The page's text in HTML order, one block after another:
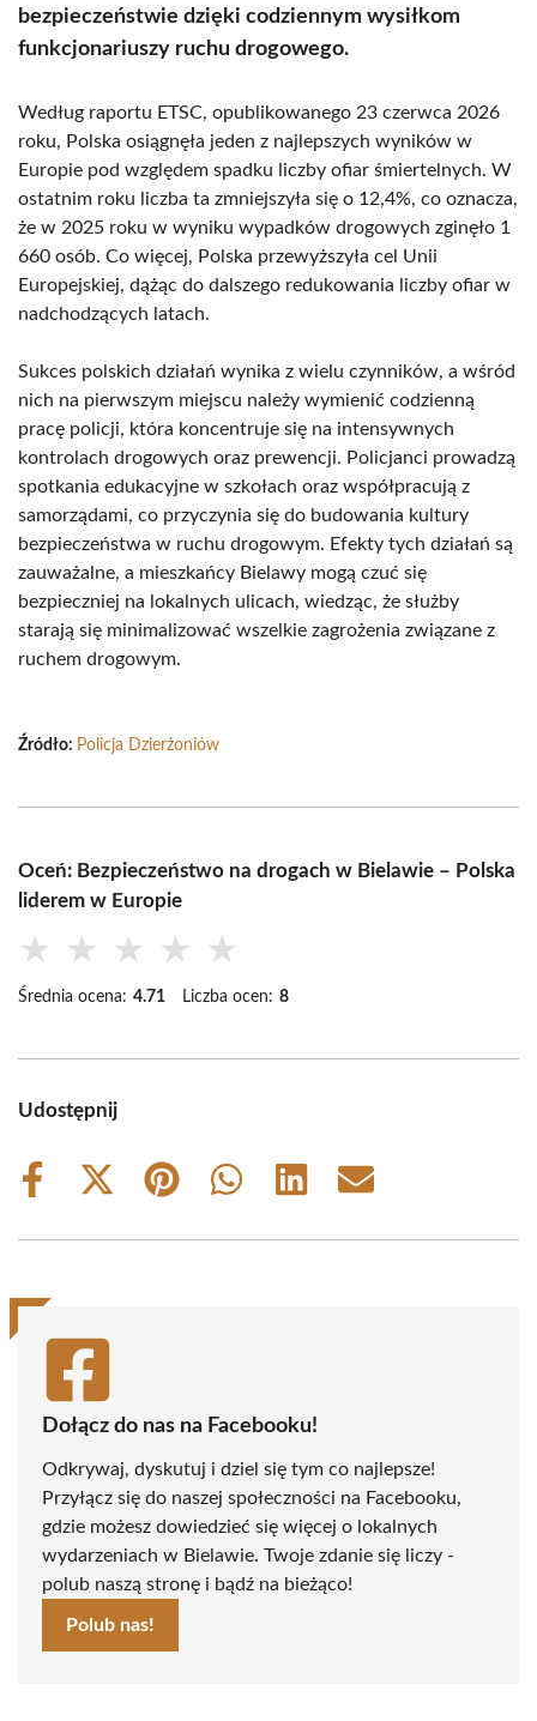
bezpieczeństwie dzięki codziennym wysiłkom
funkcjonariuszy ruchu drogowego.
Według raportu ETSC, opublikowanego 23 czerwca 2026
roku, Polska osiągnęła jeden z najlepszych wyników w
Europie pod względem spadku liczby ofiar śmiertelnych. W
ostatnim roku liczba ta zmniejszyła się o 12,4%, co oznacza,
że w 2025 roku w wyniku wypadków drogowych zginęło 1
660 osób. Co więcej, Polska przewyższyła cel Unii
Europejskiej, dążąc do dalszego redukowania liczby ofiar w
nadchodzących latach.
Sukces polskich działań wynika z wielu czynników, a wśród
nich na pierwszym miejscu należy wymienić codzienną
pracę policji, która koncentruje się na intensywnych
kontrolach drogowych oraz prewencji. Policjanci prowadzą
spotkania edukacyjne w szkołach oraz współpracują z
samorządami, co przyczynia się do budowania kultury
bezpieczeństwa w ruchu drogowym. Efekty tych działań są
zauważalne, a mieszkańcy Bielawy mogą czuć się
bezpieczniej na lokalnych ulicach, wiedząc, że służby
starają się minimalizować wszelkie zagrożenia związane z
ruchem drogowym.
Źródło: Policja Dzierżoniów
Oceń: Bezpieczeństwo na drogach w Bielawie – Polska
liderem w Europie
★ ★ ★ ★ ★
Średnia ocena: 4.71 Liczba ocen: 8
Udostępnij
Share
Share
(Twitter)
Share
Share
Share
Share
Dołącz do nas na Facebooku!
Odkrywaj, dyskutuj i dziel się tym co najlepsze!
Przyłącz się do naszej społeczności na Facebooku,
gdzie możesz dowiedzieć się więcej o lokalnych
wydarzeniach w Bielawie. Twoje zdanie się liczy -
polub naszą stronę i bądź na bieżąco!
Polub nas!